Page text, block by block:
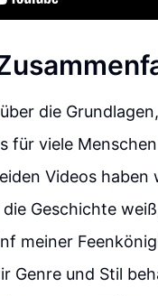
die
für viele
Videos haben
Geschichte
meiner
Genre und Stil